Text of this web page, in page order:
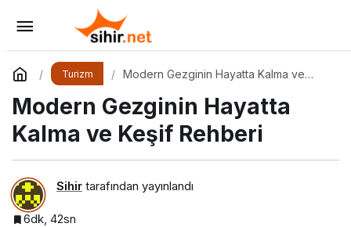
Turizm
Modern Gezginin Hayatta Kalma ve
Modern Gezginin Hayatta
Kalma ve Keşif Rehberi
Sihir tarafından yayınlandı
6dk, 42sn
Kemer’in Kalbinde Küresel Bir Sinerji
Yorum Yap